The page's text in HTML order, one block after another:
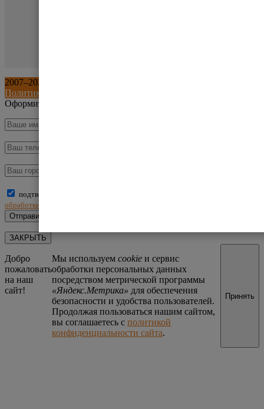
2007–2026
Политика обработки персональных данных
Оформить заказ
подтверждаю, что ознакомлен(а) и принимаю условия
обработки персональных данных
ЗАКРЫТЬ
Добро
пожаловать
на наш
сайт!
Мы используем cookie и сервис
обработки персональных данных
посредством метрической программы
«Яндекс.Метрика» для обеспечения
безопасности и удобства пользователей.
Продолжая пользоваться нашим сайтом,
вы соглашаетесь с политикой
конфиденциальности сайта.
Принять